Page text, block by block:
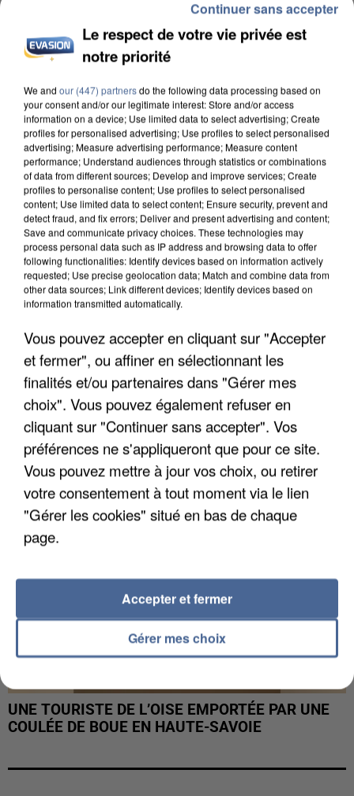
L’UN DES FONDATEURS SUPPOSÉS DE LA DZ
MAFIA INTERPELLÉ EN ALGÉRIE
UN SECOND CADRE DE LA DZ MAFIA
INTERPELLÉ EN ALGÉRIE
UNE TOURISTE DE L’OISE EMPORTÉE PAR UNE
COULÉE DE BOUE EN HAUTE-SAVOIE
Le respect de votre vie privée est
notre priorité
We and our (447) partnersdo the following data processing based on
your consent and/or our legitimate interest: Store and/or access
information on a device; Use limited data to select advertising; Create
profiles for personalised advertising; Use profiles to select personalised
advertising; Measure advertising performance; Measure content
performance; Understand audiences through statistics or combinations
of data from different sources; Develop and improve services; Create
profiles to personalise content; Use profiles to select personalised
content; Use limited data to select content; Ensure security, prevent and
detect fraud, and fix errors; Deliver and present advertising and content;
Save and communicate privacy choices. These technologies may
process personal data such as IP address and browsing data to offer
following functionalities: Identify devices based on information actively
requested; Use precise geolocation data; Match and combine data from
other data sources; Link different devices; Identify devices based on
information transmitted automatically.
Vous pouvez accepter en cliquant sur "Accepter
et fermer", ou affiner en sélectionnant les
finalités et/ou partenaires dans "Gérer mes
choix". Vous pouvez également refuser en
cliquant sur "Continuer sans accepter". Vos
préférences ne s'appliqueront que pour ce site.
Vous pouvez mettre à jour vos choix, ou retirer
votre consentement à tout moment via le lien
"Gérer les cookies" situé en bas de chaque
page.
Gérer mes choix
Accepter et fermer
Continuer sans accepter